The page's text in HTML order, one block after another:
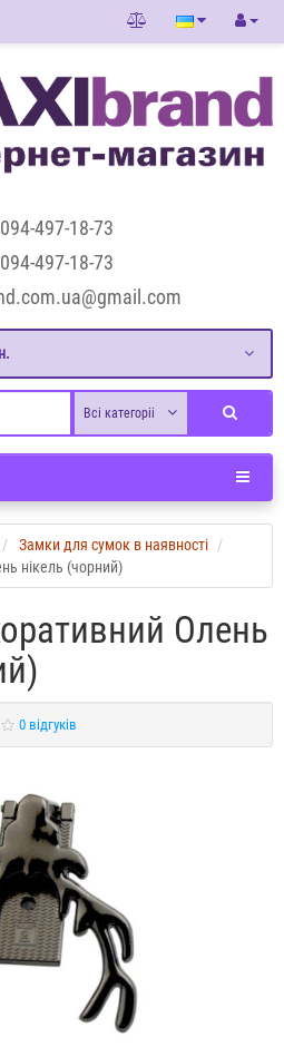
094-497-18-73
094-497-18-73
Всі категоріі
Замки для сумок в наявності
нікель (чорний)
Олень
0 відгуків